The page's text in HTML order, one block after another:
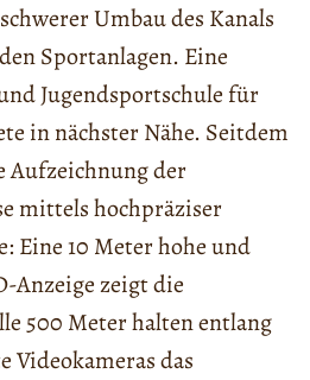
Umbau des Kanals
Sportanlagen. Eine
Jugendsportschule für
in nächster Nähe. Seitdem
Aufzeichnung der
mittels hochpräziser
Eine 10 Meter hohe und
Anzeige zeigt die
500 Meter halten entlang
Videokameras das